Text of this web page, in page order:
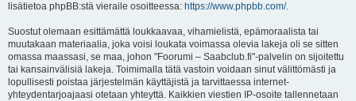
lisätietoa phpBB:stä vieraile osoitteessa: https://www.phpbb.com/.
Suostut olemaan esittämättä loukkaavaa, vihamielistä, epämoraalista tai
muutakaan materiaalia, joka voisi loukata voimassa olevia lakeja oli se sitten
omassa maassasi, se maa, johon "Foorumi – Saabclub.fi"-palvelin on sijoitettu
tai kansainvälisiä lakeja. Toimimalla tätä vastoin voidaan sinut välittömästi ja
lopullisesti poistaa järjestelmän käyttäjistä ja tarvittaessa internet-
yhteydentarjoajaasi otetaan yhteyttä. Kaikkien viestien IP-osoite tallennetaan